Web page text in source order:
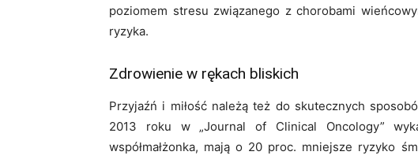
poziomem stresu związanego z chorobami
ryzyka.
Zdrowienie w rękach bliskich
Przyjaźń i miłość należą też do skutecznych
2013 roku w „Journal of Clinical Oncology”
współmałżonka, mają o 20 proc. mniejsze ryzyko